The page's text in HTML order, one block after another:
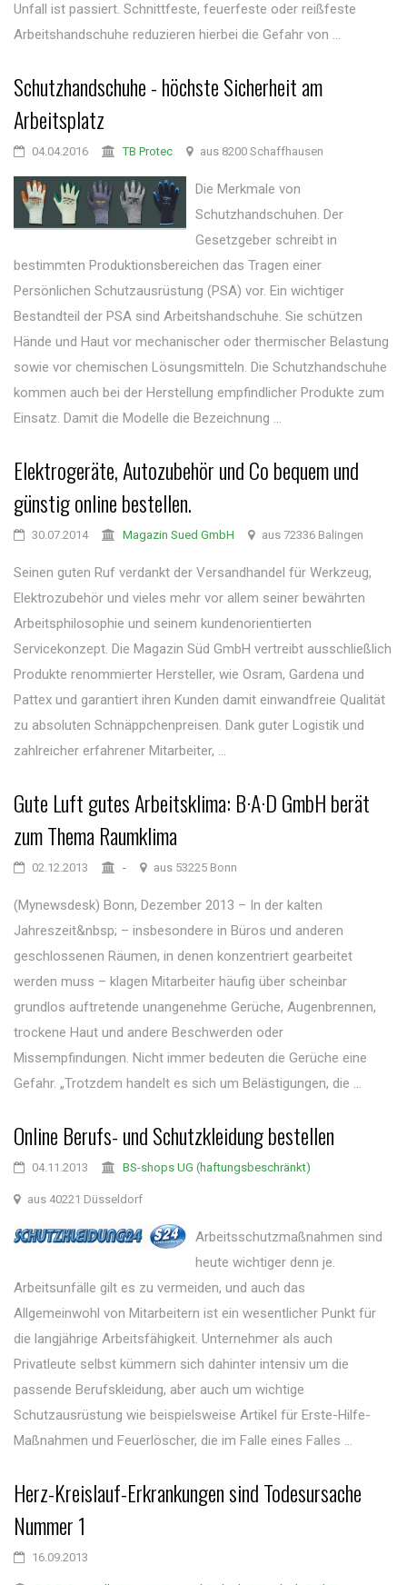
Unfall ist passiert. Schnittfeste, feuerfeste oder reißfeste
Arbeitshandschuhe reduzieren hierbei die Gefahr von ...
Schutzhandschuhe - höchste Sicherheit am
Arbeitsplatz
04.04.2016 TB Protec aus 8200 Schaffhausen
Die Merkmale von
Schutzhandschuhen. Der
Gesetzgeber schreibt in
bestimmten Produktionsbereichen das Tragen einer
Persönlichen Schutzausrüstung (PSA) vor. Ein wichtiger
Bestandteil der PSA sind Arbeitshandschuhe. Sie schützen
Hände und Haut vor mechanischer oder thermischer Belastung
sowie vor chemischen Lösungsmitteln. Die Schutzhandschuhe
kommen auch bei der Herstellung empfindlicher Produkte zum
Einsatz. Damit die Modelle die Bezeichnung ...
Elektrogeräte, Autozubehör und Co bequem und
günstig online bestellen.
30.07.2014 Magazin Sued GmbH aus 72336 Balingen
Seinen guten Ruf verdankt der Versandhandel für Werkzeug,
Elektrozubehör und vieles mehr vor allem seiner bewährten
Arbeitsphilosophie und seinem kundenorientierten
Servicekonzept. Die Magazin Süd GmbH vertreibt ausschließlich
Produkte renommierter Hersteller, wie Osram, Gardena und
Pattex und garantiert ihren Kunden damit einwandfreie Qualität
zu absoluten Schnäppchenpreisen. Dank guter Logistik und
zahlreicher erfahrener Mitarbeiter, ...
Gute Luft gutes Arbeitsklima: B·A·D GmbH berät
zum Thema Raumklima
02.12.2013 - aus 53225 Bonn
(Mynewsdesk) Bonn, Dezember 2013 – In der kalten
Jahreszeit&nbsp; – insbesondere in Büros und anderen
geschlossenen Räumen, in denen konzentriert gearbeitet
werden muss – klagen Mitarbeiter häufig über scheinbar
grundlos auftretende unangenehme Gerüche, Augenbrennen,
trockene Haut und andere Beschwerden oder
Missempfindungen. Nicht immer bedeuten die Gerüche eine
Gefahr. „Trotzdem handelt es sich um Belästigungen, die ...
Online Berufs- und Schutzkleidung bestellen
04.11.2013 BS-shops UG (haftungsbeschränkt)
aus 40221 Düsseldorf
Arbeitsschutzmaßnahmen sind
heute wichtiger denn je.
Arbeitsunfälle gilt es zu vermeiden, und auch das
Allgemeinwohl von Mitarbeitern ist ein wesentlicher Punkt für
die langjährige Arbeitsfähigkeit. Unternehmer als auch
Privatleute selbst kümmern sich dahinter intensiv um die
passende Berufskleidung, aber auch um wichtige
Schutzausrüstung wie beispielsweise Artikel für Erste-Hilfe-
Maßnahmen und Feuerlöscher, die im Falle eines Falles ...
Herz-Kreislauf-Erkrankungen sind Todesursache
Nummer 1
16.09.2013